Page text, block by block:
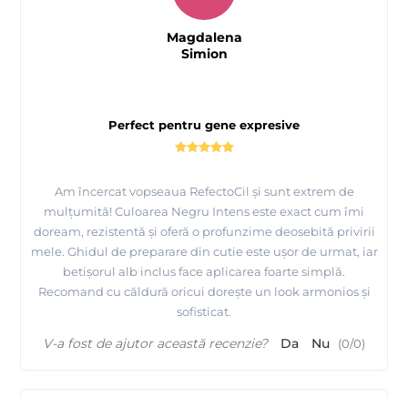
Perfect pentru gene expresive
Am încercat vopseaua RefectoCil și sunt extrem de
mulțumită! Culoarea Negru Intens este exact cum îmi
doream, rezistentă și oferă o profunzime deosebită privirii
mele. Ghidul de preparare din cutie este ușor de urmat, iar
betișorul alb inclus face aplicarea foarte simplă.
Recomand cu căldură oricui dorește un look armonios și
sofisticat.
Magdalena
Simion
V-a fost de ajutor această recenzie? Da Nu (0/0)